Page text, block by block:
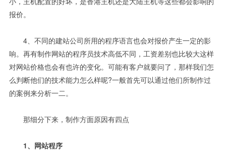
报价。
4、不同的建站公司所用的程序语言也会对报价产生一定的影
响。再有制作网站的程序员技术高低不同，工资差别也比较大这样
对网站价格也会有也许的变化。可能有客户就要问了，那样我们怎
么判断他们的技术能力怎么样呢?一般首先可以通过他们所制作过
的案例来分析一二。
那细分下来，制作方面原因有四点
1、网站程序